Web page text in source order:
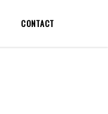
CONTACT